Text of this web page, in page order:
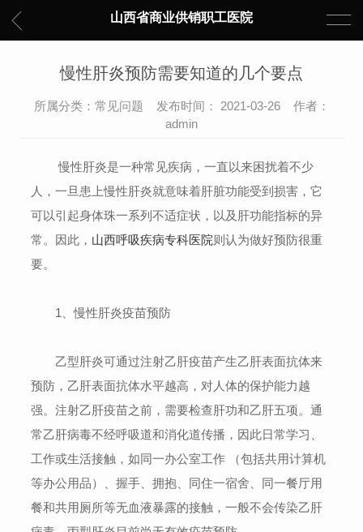
山西省商业供销职工医院
慢性肝炎预防需要知道的几个要点
所属分类：常见问题 发布时间： 2021-03-26 作者：
admin
慢性肝炎是一种常见疾病，一直以来困扰着不少
人，一旦患上慢性肝炎就意味着肝脏功能受到损害，它
可以引起身体珠一系列不适症状，以及肝功能指标的异
常。因此， 山西呼吸疾病专科医院则认为做好预防很重
要。
1、慢性肝炎疫苗预防
乙型肝炎可通过注射乙肝疫苗产生乙肝表面抗体来
预防，乙肝表面抗体水平越高，对人体的保护能力越
强。注射乙肝疫苗之前，需要检查肝功和乙肝五项。通
常乙肝病毒不经呼吸道和消化道传播，因此日常学习、
工作或生活接触，如同一办公室工作 （包括共用计算机
等办公用品）、握手、拥抱、同住一宿舍、同一餐厅用
餐和共用厕所等无血液暴露的接触，一般不会传染乙肝